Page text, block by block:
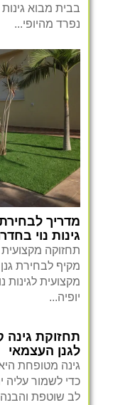
בבית מבוא
נפרד מהיופי...
מדריך
גינות נוי
תחזוקה מקצועית
מקיף לבחירת
מקצועית
יופיה...
תחזוקת גינה
לגנן העצמאי
גינה מטופחת
כדי לשמור עליה
לב שוטפת